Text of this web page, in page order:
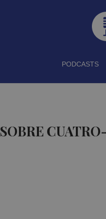
PODCASTS